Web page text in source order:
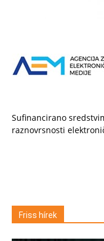
Sufinancirano
raznovrsnosti
Friss hírek